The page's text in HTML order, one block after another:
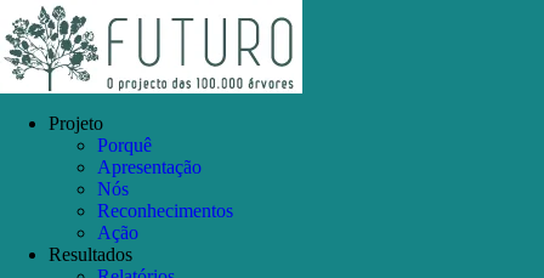
to
content
Facebook
Instagram
YouTube
Projeto
Porquê
Apresentação
Nós
Reconhecimentos
Ação
Resultados